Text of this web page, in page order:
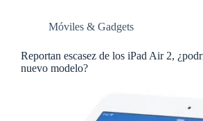
Móviles & Gadgets
Reportan escasez de los iPad Air 2,
nuevo modelo?